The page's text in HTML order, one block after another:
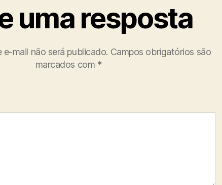
uma resposta
e-mail não será publicado. Campos obrigatórios são
marcados com *